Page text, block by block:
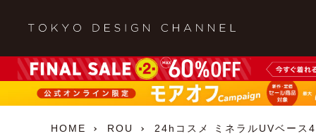
HOME ROU 24hコスメ ミネラルUVベー